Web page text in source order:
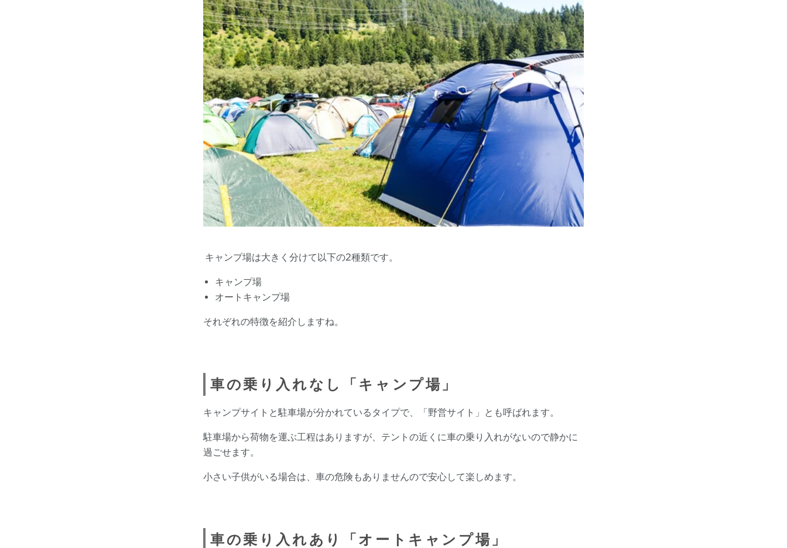
キャンプ場は大きく分けて以下の2種類です。
キャンプ場
オートキャンプ場
それぞれの特徴を紹介しますね。
車の乗り入れなし「キャンプ場」
キャンプサイトと駐車場が分かれているタイプで、「野営サイト」とも呼ばれます。
駐車場から荷物を運ぶ工程はありますが、テントの近くに車の乗り入れがないので静かに
過ごせます。
小さい子供がいる場合は、車の危険もありませんので安心して楽しめます。
車の乗り入れあり「オートキャンプ場」